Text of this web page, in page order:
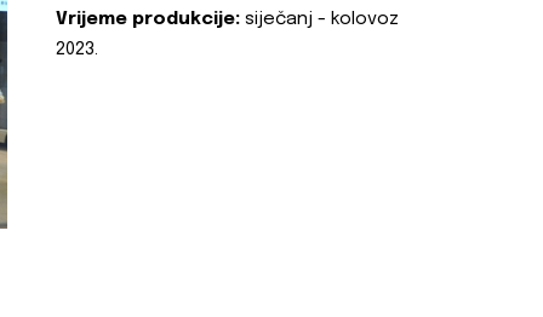
Vrijeme produkcije: siječanj - kolovoz
2023.